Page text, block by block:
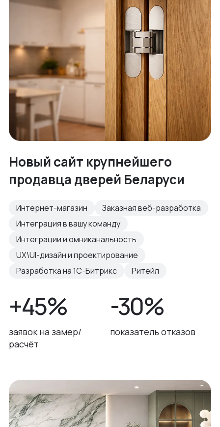
Новый сайт крупнейшего
продавца дверей Беларуси
Интернет-магазин
Заказная веб-разработка
Интеграция в вашу команду
Интеграции и омниканальность
UX\UI-дизайн и проектирование
Разработка на 1С-Битрикс
Ритейл
+45%
заявок на замер/
расчёт
-30%
показатель отказов